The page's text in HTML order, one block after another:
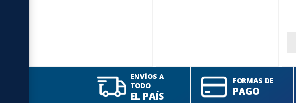
ENVÍOS A
TODO
EL PAÍS
FORMAS DE
PAGO